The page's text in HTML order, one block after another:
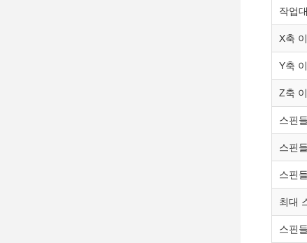
작업
X축
Y축
Z축
스핀
스핀
스핀
최대
스핀